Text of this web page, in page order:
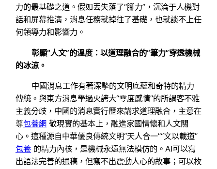
力的最基礎之道。假如丟失落了“腳力”，沉淪于人機對
話和屏幕推演，消息任務就掉往了基礎，也就談不上任
何領導力和影響力。
彰顯“人文”的溫度：以道理融合的“筆力”穿透機械
的冰涼。
中國消息工作有著深摯的文明底蘊和奇特的精力
傳統。與東方消息學過火誇大“零度感情”的所謂客不雅
主義分歧，中國的消息實行歷來講求道理融合，主意在
尊包養網 敬現實的基本上，融進家國情懷和人文關
心。這種源自中華優良傳統文明“天人合一”“文以載道”
包養 的精力內核，是機械永遠無法模仿的。AI可以寫
出語法完善的通稿，但寫不出震動人心的故事；可以枚